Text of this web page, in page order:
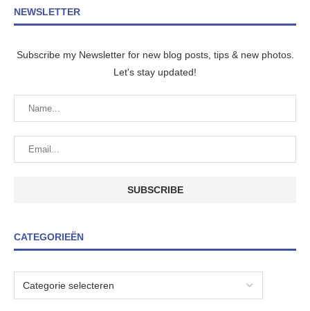
NEWSLETTER
Subscribe my Newsletter for new blog posts, tips & new photos.
Let's stay updated!
CATEGORIEËN